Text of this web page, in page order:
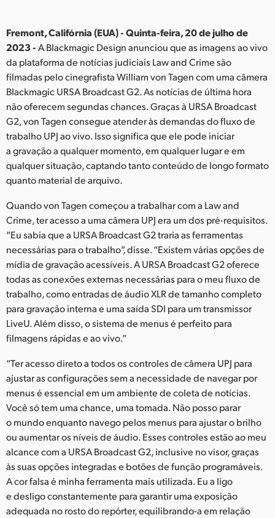
India
Italy
Japan
Korea
Mexico
Malaysia
Netherlands
New Zealand
Norway
Portugal
Singapore
South Africa
Spain
Sweden
Chinese Taipei
Turkey
UAE
Fremont, Califórnia (EUA) - Quinta-feira, 20 de julho de
2023 -A Blackmagic Design anunciou que as imagens ao vivo
da plataforma de notícias judiciais Law and Crime são
filmadas pelo cinegrafista William von Tagen com uma câmera
Blackmagic URSA Broadcast G2. As notícias de última hora
não oferecem segundas chances. Graças à URSA Broadcast
G2, von Tagen consegue atender às demandas do fluxo de
trabalho UPJ ao vivo. Isso significa que ele pode iniciar
a gravação a qualquer momento, em qualquer lugar e em
qualquer situação, captando tanto conteúdo de longo formato
quanto material de arquivo.
Quando von Tagen começou a trabalhar com a Law and
Crime, ter acesso a uma câmera UPJ era um dos pré-requisitos.
“Eu sabia que a URSA Broadcast G2 traria as ferramentas
necessárias para o trabalho”, disse. “Existem várias opções de
mídia de gravação acessíveis. A URSA Broadcast G2 oferece
todas as conexões externas necessárias para o meu fluxo de
trabalho, como entradas de áudio XLR de tamanho completo
para gravação interna e uma saída SDI para um transmissor
LiveU. Além disso, o sistema de menus é perfeito para
filmagens rápidas e ao vivo.”
“Ter acesso direto a todos os controles de câmera UPJ para
ajustar as configurações sem a necessidade de navegar por
menus é essencial em um ambiente de coleta de notícias.
Você só tem uma chance, uma tomada. Não posso parar
o mundo enquanto navego pelos menus para ajustar o brilho
ou aumentar os níveis de áudio. Esses controles estão ao meu
alcance com a URSA Broadcast G2, inclusive no visor, graças
às suas opções integradas e botões de função programáveis.
A cor falsa é minha ferramenta mais utilizada. Eu a ligo
e desligo constantemente para garantir uma exposição
adequada no rosto do repórter, equilibrando-a em relação